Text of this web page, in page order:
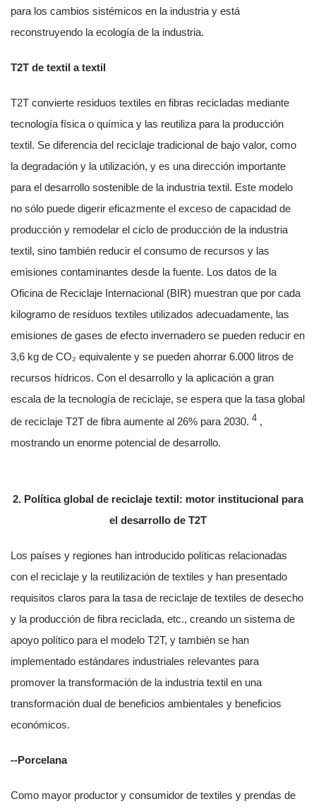
para los cambios sistémicos en la industria y está
reconstruyendo la ecología de la industria.
T2T de textil a textil
T2T convierte residuos textiles en fibras recicladas mediante
tecnología física o química y las reutiliza para la producción
textil. Se diferencia del reciclaje tradicional de bajo valor, como
la degradación y la utilización, y es una dirección importante
para el desarrollo sostenible de la industria textil. Este modelo
no sólo puede digerir eficazmente el exceso de capacidad de
producción y remodelar el ciclo de producción de la industria
textil, sino también reducir el consumo de recursos y las
emisiones contaminantes desde la fuente. Los datos de la
Oficina de Reciclaje Internacional (BIR) muestran que por cada
kilogramo de residuos textiles utilizados adecuadamente, las
emisiones de gases de efecto invernadero se pueden reducir en
3,6 kg de CO₂ equivalente y se pueden ahorrar 6.000 litros de
recursos hídricos. Con el desarrollo y la aplicación a gran
escala de la tecnología de reciclaje, se espera que la tasa global
de reciclaje T2T de fibra aumente al 26% para 2030. 4 ,
mostrando un enorme potencial de desarrollo.
2. Política global de reciclaje textil: motor institucional para
el desarrollo de T2T
Los países y regiones han introducido políticas relacionadas
con el reciclaje y la reutilización de textiles y han presentado
requisitos claros para la tasa de reciclaje de textiles de desecho
y la producción de fibra reciclada, etc., creando un sistema de
apoyo político para el modelo T2T, y también se han
implementado estándares industriales relevantes para
promover la transformación de la industria textil en una
transformación dual de beneficios ambientales y beneficios
económicos.
--Porcelana
Como mayor productor y consumidor de textiles y prendas de